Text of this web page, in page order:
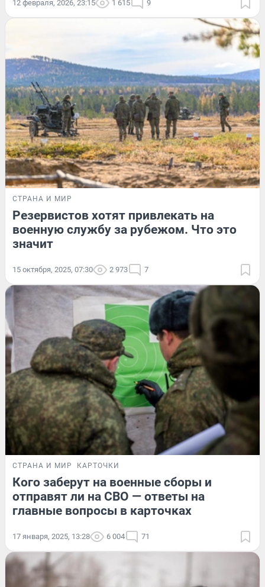
12 февраля, 2026, 23:15 1 615 9
СТРАНА И МИР
Резервистов хотят привлекать на
военную службу за рубежом. Что это
значит
15 октября, 2025, 07:30 2 973 7
СТРАНА И МИР КАРТОЧКИ
Кого заберут на военные сборы и
отправят ли на СВО — ответы на
главные вопросы в карточках
17 января, 2025, 13:28 6 004 71